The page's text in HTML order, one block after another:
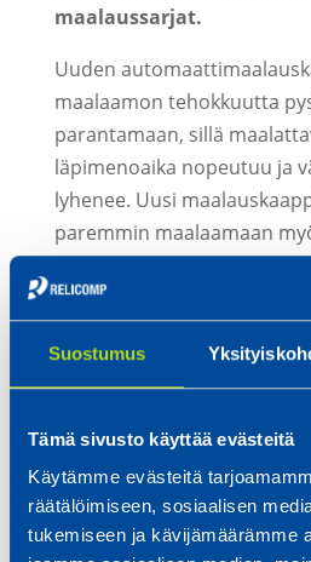
Suostumus
Tämä sivusto käyttää evästeitä
Käytämme evästeitä
räätälöimiseen, sosiaalisen
tukemiseen ja kävijämäärämme
maalaussarjat.
Uuden
maalaamon tehokkuutta
parantamaan, sillä
läpimenoaika nopeutuu ja
lyhenee. Uusi
paremmin maalaamaan
monitasoisia muotoja,
jälkikäteen tehtävälle
Automaattikaappi seuraa
kappaleen muotoja ja
parempi, minkä ansiosta
tasaisempaa.
Uusi
kaikkea